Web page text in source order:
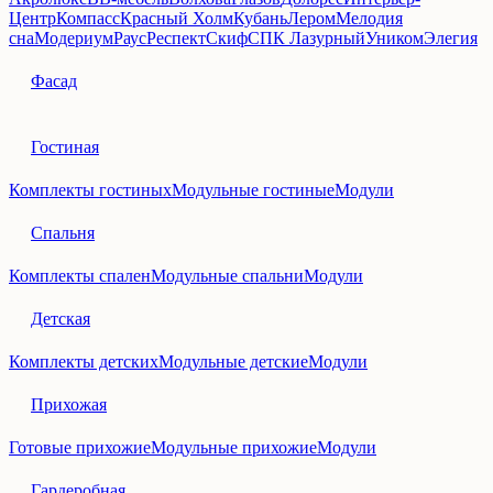
ЦентрКомпассКрасный ХолмКубаньЛеромМелодия
снаМодериумРаусРеспектСкифСПК ЛазурныйУникомЭлегия
Фасад
Гостиная
Комплекты гостиныхМодульные гостиныеМодули
Спальня
Комплекты спаленМодульные спальниМодули
Детская
Комплекты детскихМодульные детскиеМодули
Прихожая
Готовые прихожиеМодульные прихожиеМодули